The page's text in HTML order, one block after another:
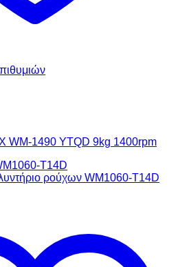
WM-1490 YTQD 9kg 1400rpm